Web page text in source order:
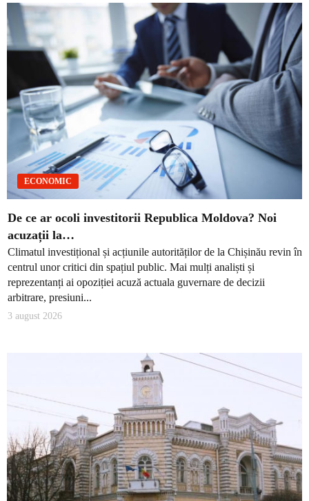
ECONOMIC
De ce ar ocoli investitorii Republica Moldova? Noi
acuzații la…
Climatul investițional și acțiunile autorităților de la Chișinău revin în
centrul unor critici din spațiul public. Mai mulți analiști și
reprezentanți ai opoziției acuză actuala guvernare de decizii
arbitrare, presiuni...
3 august 2026